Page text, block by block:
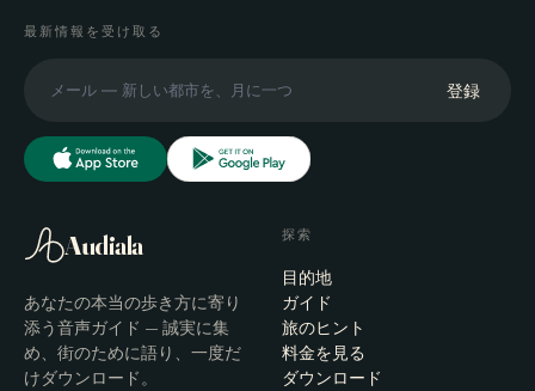
最新情報を受け取る
登録
Audiala
あなたの本当の歩き方に寄り
添う音声ガイド — 誠実に集
め、街のために語り、一度だ
けダウンロード。
探索
目的地
ガイド
旅のヒント
料金を見る
ダウンロード